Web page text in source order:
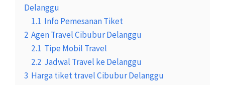
Delanggu
1.1 Info Pemesanan Tiket
2 Agen Travel Cibubur Delanggu
2.1 Tipe Mobil Travel
2.2 Jadwal Travel ke Delanggu
3 Harga tiket travel Cibubur Delanggu